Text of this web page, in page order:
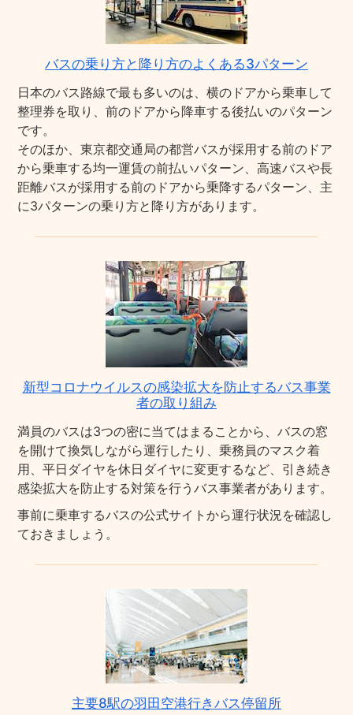
バスの乗り方と降り方のよくある3パターン
日本のバス路線で最も多いのは、横のドアから乗車して
整理券を取り、前のドアから降車する後払いのパターン
です。
そのほか、東京都交通局の都営バスが採用する前のドア
から乗車する均一運賃の前払いパターン、高速バスや長
距離バスが採用する前のドアから乗降するパターン、主
に3パターンの乗り方と降り方があります。
新型コロナウイルスの感染拡大を防止するバス事業
者の取り組み
満員のバスは3つの密に当てはまることから、バスの窓
を開けて換気しながら運行したり、乗務員のマスク着
用、平日ダイヤを休日ダイヤに変更するなど、引き続き
感染拡大を防止する対策を行うバス事業者があります。
事前に乗車するバスの公式サイトから運行状況を確認し
ておきましょう。
主要8駅の羽田空港行きバス停留所